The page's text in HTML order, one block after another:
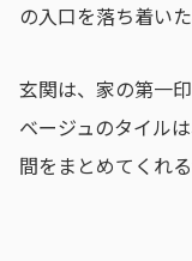
の入口を落ち着い
玄関は、家の第一
ベージュのタイル
間をまとめてくれる